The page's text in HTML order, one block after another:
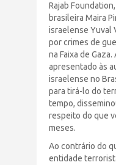
Rajab
brasileira Maira
israelense Yuval
por crimes de
na Faixa de
apresentado às
israelense no
para tirá-lo do
tempo,
respeito do que
meses.
Ao contrário do
entidade